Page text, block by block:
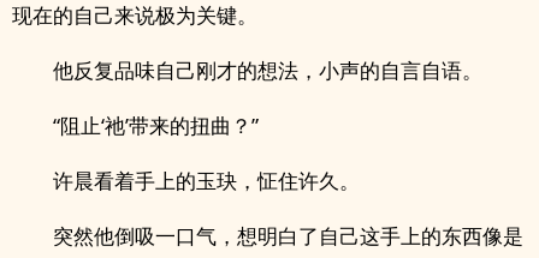
现在的自己来说极为关键。
他反复品味自己刚才的想法，小声的自言自语。
“阻止‘祂’带来的扭曲？”
许晨看着手上的玉玦，怔住许久。
突然他倒吸一口气，想明白了自己这手上的东西像是